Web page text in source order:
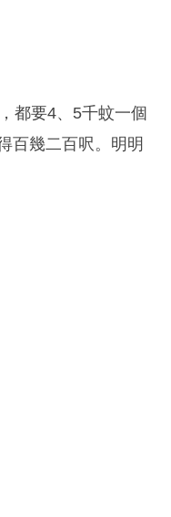
都要4、5千蚊一個
百幾二百呎。明明